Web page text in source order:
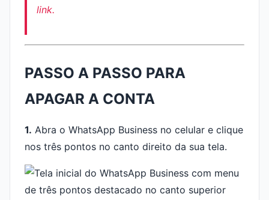
link.
PASSO A PASSO PARA
APAGAR A CONTA
1. Abra o WhatsApp Business no celular e clique
nos três pontos no canto direito da sua tela.